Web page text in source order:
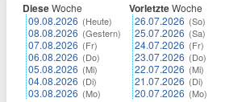
DieseWoche
09.08.2026 (Heute)
08.08.2026 (Gestern)
07.08.2026 (Fr)
06.08.2026 (Do)
05.08.2026 (Mi)
04.08.2026 (Di)
03.08.2026 (Mo)
VorletzteWoche
26.07.2026 (So)
25.07.2026 (Sa)
24.07.2026 (Fr)
23.07.2026 (Do)
22.07.2026 (Mi)
21.07.2026 (Di)
20.07.2026 (Mo)